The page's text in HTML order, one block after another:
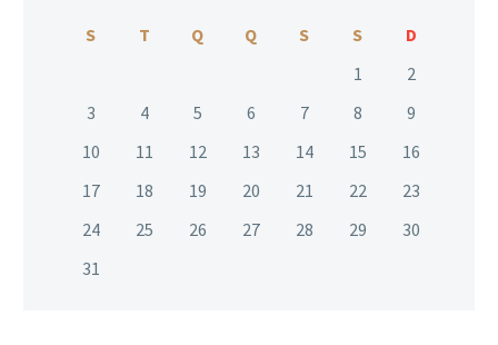
S T Q Q S S
D
1
2
3
4 5 6 7 8
9
10
11 12 13 14 15
16
17
18 19 20 21 22
23
24
25 26 27 28 29
30
31